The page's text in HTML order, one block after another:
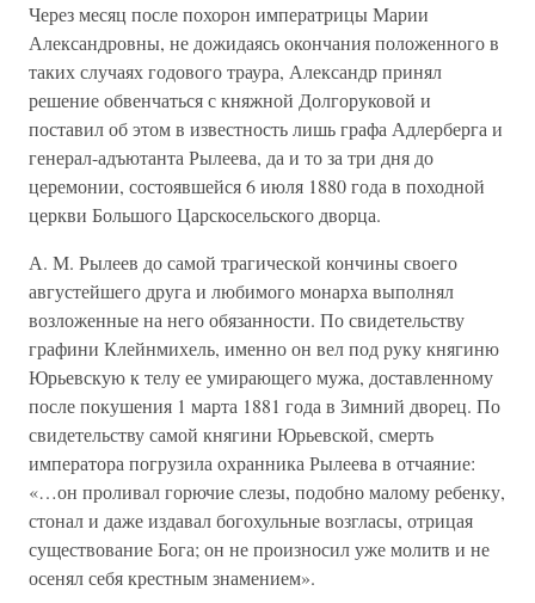
Через месяц после похорон императрицы Марии
Александровны, не дожидаясь окончания положенного в
таких случаях годового траура, Александр принял
решение обвенчаться с княжной Долгоруковой и
поставил об этом в известность лишь графа Адлерберга и
генерал-адъютанта Рылеева, да и то за три дня до
церемонии, состоявшейся 6 июля 1880 года в походной
церкви Большого Царскосельского дворца.
А. М. Рылеев до самой трагической кончины своего
августейшего друга и любимого монарха выполнял
возложенные на него обязанности. По свидетельству
графини Клейнмихель, именно он вел под руку княгиню
Юрьевскую к телу ее умирающего мужа, доставленному
после покушения 1 марта 1881 года в Зимний дворец. По
свидетельству самой княгини Юрьевской, смерть
императора погрузила охранника Рылеева в отчаяние:
«…он проливал горючие слезы, подобно малому ребенку,
стонал и даже издавал богохульные возгласы, отрицая
существование Бога; он не произносил уже молитв и не
осенял себя крестным знамением».